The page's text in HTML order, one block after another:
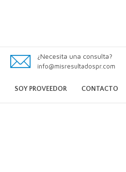
¿Necesita una consulta?
info@misresultadospr.com
SOY PROVEEDOR CONTACTO